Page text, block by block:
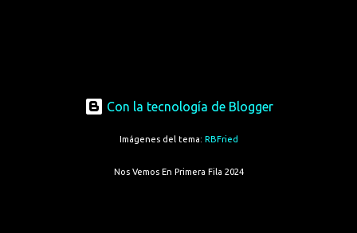
Con la tecnología de Blogger
Imágenes del tema: RBFried
Nos Vemos En Primera Fila 2024